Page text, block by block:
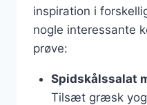
inspiration i
nogle interessante
prøve:
Spidskålssalat
Tilsæt græsk